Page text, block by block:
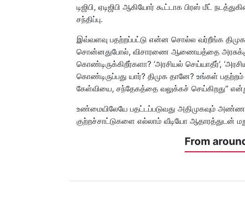
டிஜிபி, ஏடிஜிபி ஆகியோர் கூட்டாக பிரஸ் மீட்
சந்திப்பு.
இவ்வளவு பதற்றப்பட்டு என்ன சொல்ல வர்றீங்க திமுக.
சொன்னதுபோல், விசாரணை ஆணையத்தை அரசுக்கு
கொண்டிருக்கிறீர்களா? ‘அரசியல் செய்யாதீர்’,
கொண்டிருப்பது யார்? திமுக தானே? உங்கள்
கேள்வியை, சந்தேகத்தை வலுக்கச் செய்கிறது”
உண்மையிலேயே பதட்டப்படுவது அதிமுகவும்
குற்றச்சாட்டுகளை எல்லாம் வீடியோ ஆதாரத்துடன்
From